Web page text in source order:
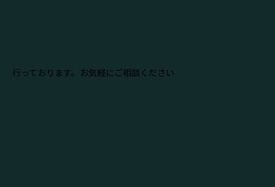
行っております。お気軽にご相談ください